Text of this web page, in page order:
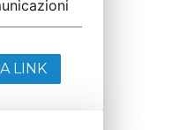
LINK